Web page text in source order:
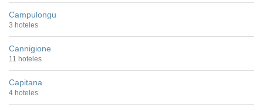
Campulongu
3 hoteles
Cannigione
11 hoteles
Capitana
4 hoteles